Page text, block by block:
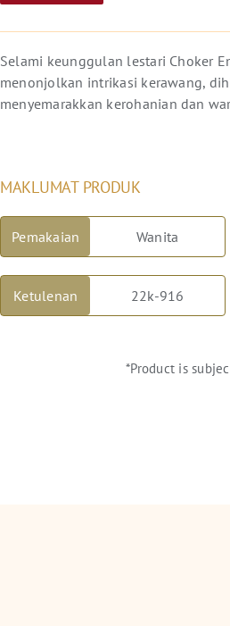
Selami keunggulan lestari Choker
menonjolkan intrikasi kerawang,
menyemarakkan kerohanian dan
MAKLUMAT PRODUK
Pemakaian Wanita
Ketulenan 22k-916
*Product is